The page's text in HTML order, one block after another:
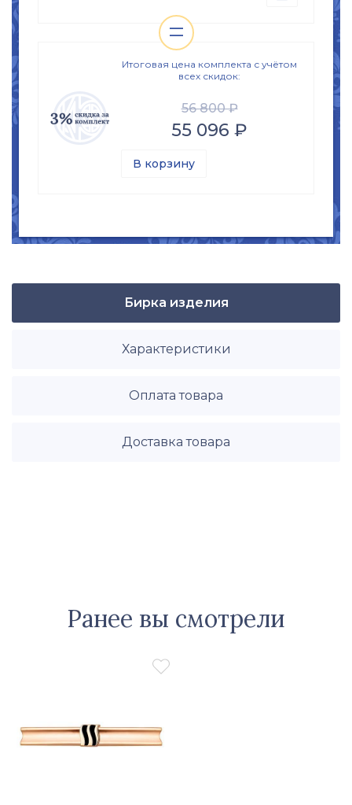
17.5
20
21.5
22 22.5
Золото 585
=
Итоговая цена комплекта с учётом
всех скидок:
56 800 ₽
55 096 ₽
В корзину
Бирка изделия
Характеристики
Оплата товара
Доставка товара
Ранее вы смотрели
